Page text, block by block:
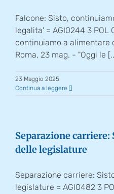
Falcone: Sisto,
legalita' = AGI0244 3 POL
continuiamo a alimentare
Roma, 23 mag. - "Oggi le
23 Maggio 2025
Continua a leggere
Separazione carriere:
delle legislature
Separazione carriere:
legislature = AGI0482 3